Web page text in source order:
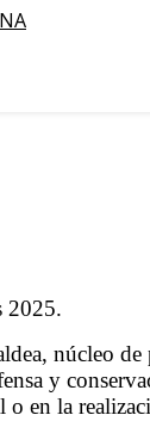
2025.
núcleo de
y
en la